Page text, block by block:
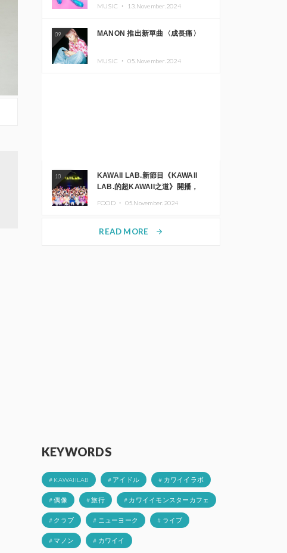
MUSIC ・ 13.November.2024
09 MANON 推出新單曲〈成長痛〉
MUSIC ・ 05.November.2024
10
KAWAII LAB.新節目《KAWAII
LAB.的超KAWAII之道》開播，
FOOD ・ 05.November.2024
READ MORE arrow_forward
KEYWORDS
# KAWAIILAB # アイドル # カワイイラボ
# 偶像 # 旅行 # カワイイモンスターカフェ
# クラブ # ニューヨーク # ライブ
# マノン # カワイイ